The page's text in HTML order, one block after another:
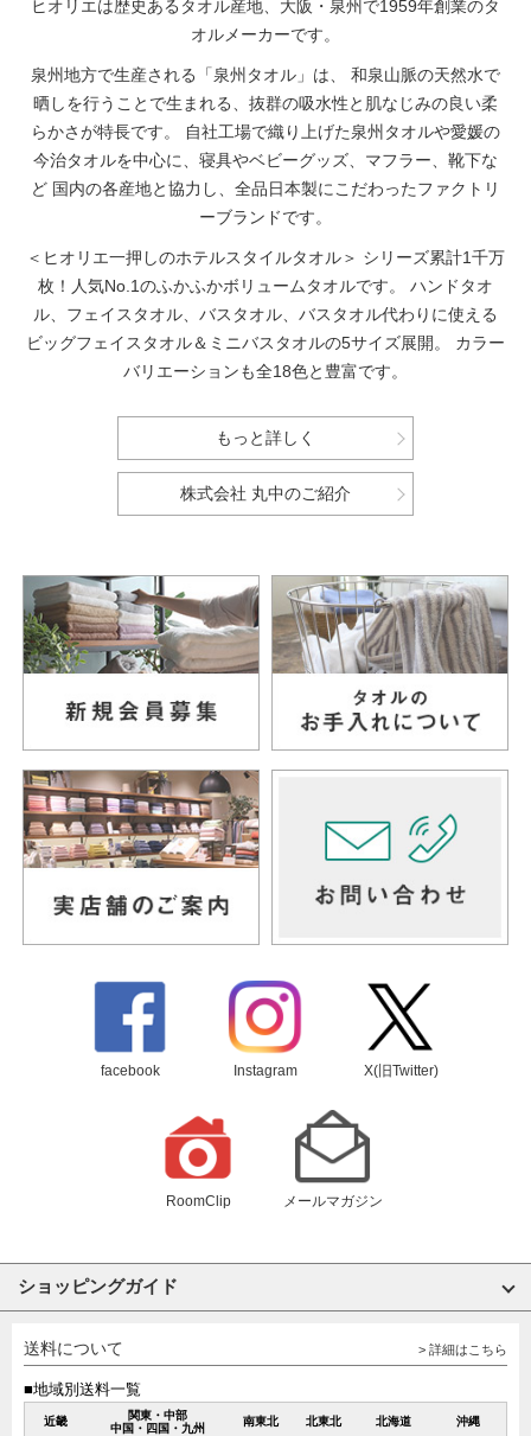
ヒオリエは歴史あるタオル産地、大阪・泉州で1959年創業のタ
オルメーカーです。
泉州地方で生産される「泉州タオル」は、
和泉山脈の天然水で
晒しを行うことで生まれる、抜群の吸水性と肌なじみの良い柔
らかさが特長です。
自社工場で織り上げた泉州タオルや愛媛の
今治タオルを中心に、寝具やベビーグッズ、マフラー、靴下な
ど 国内の各産地と協力し、全品日本製にこだわったファクトリ
ーブランドです。
＜ヒオリエ一押しのホテルスタイルタオル＞ シリーズ累計1千万
枚！人気No.1のふかふかボリュームタオルです。
ハンドタオ
ル、フェイスタオル、バスタオル、バスタオル代わりに使える
ビッグフェイスタオル＆ミニバスタオルの5サイズ展開。
カラー
バリエーションも全18色と豊富です。
もっと詳しく
株式会社 丸中のご紹介
facebook Instagram X(旧Twitter)
RoomClip メールマガジン
ショッピングガイド
送料について > 詳細はこちら
■地域別送料一覧
近畿
関東・中部
中国・四国・九州
南東北 北東北 北海道 沖縄